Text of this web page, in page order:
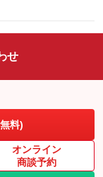
せ
料)
オンライン
商談予約